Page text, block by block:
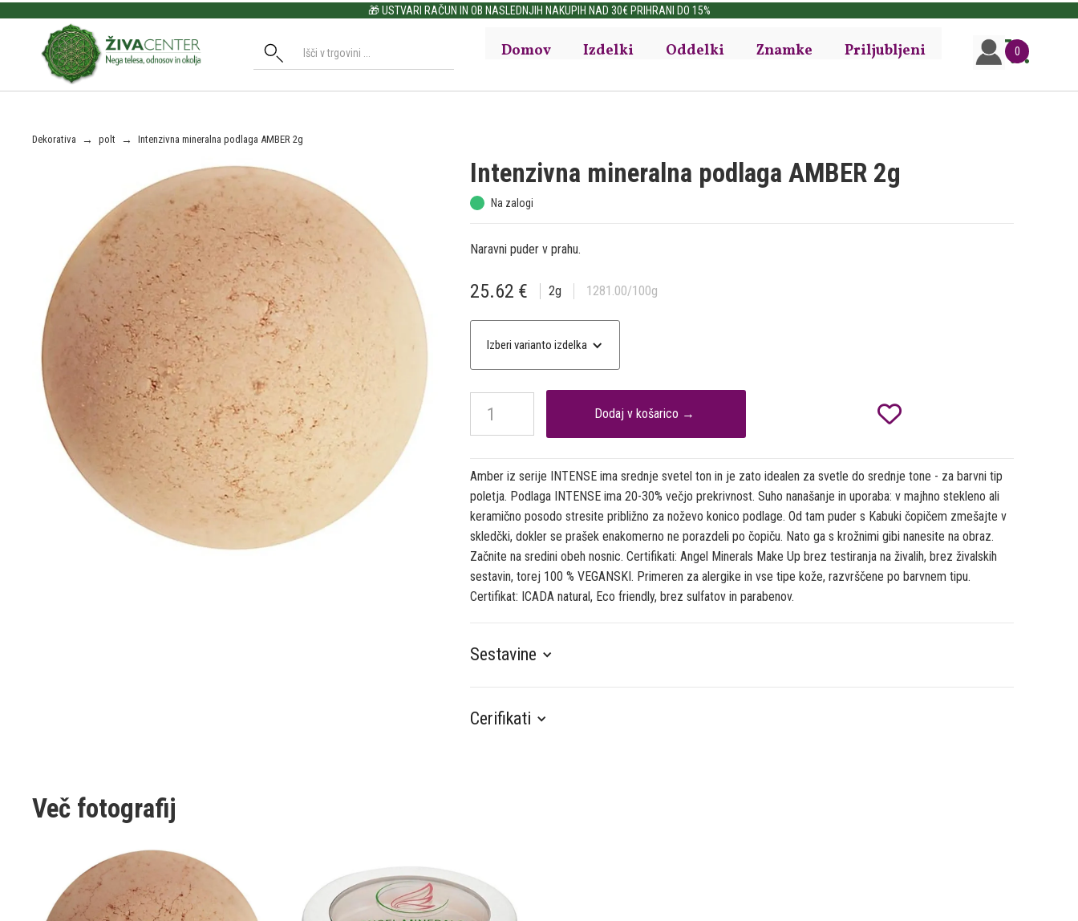
🎁 USTVARI RAČUN IN OB NASLEDNJIH NAKUPIH NAD 30€ PRIHRANI DO 15%
Domov Izdelki Oddelki Znamke Priljubljeni 0
Dekorativa → polt → Intenzivna mineralna podlaga AMBER 2g
Intenzivna mineralna podlaga AMBER 2g
Na zalogi
Naravni puder v prahu.
25.62 € 2g 1281.00/100g
Izberi varianto izdelka

Amber iz serije INTENSE ima srednje svetel ton in je zato idealen za svetle do srednje tone - za barvni tip
poletja. Podlaga INTENSE ima 20-30% večjo prekrivnost. Suho nanašanje in uporaba: v majhno stekleno ali
keramično posodo stresite približno za noževo konico podlage. Od tam puder s Kabuki čopičem zmešajte v
skledčki, dokler se prašek enakomerno ne porazdeli po čopiču. Nato ga s krožnimi gibi nanesite na obraz.
Začnite na sredini obeh nosnic. Certifikati: Angel Minerals Make Up brez testiranja na živalih, brez živalskih
sestavin, torej 100 % VEGANSKI. Primeren za alergike in vse tipe kože, razvrščene po barvnem tipu.
Certifikat: ICADA natural, Eco friendly, brez sulfatov in parabenov.
Sestavine
Cerifikati
Več fotografij